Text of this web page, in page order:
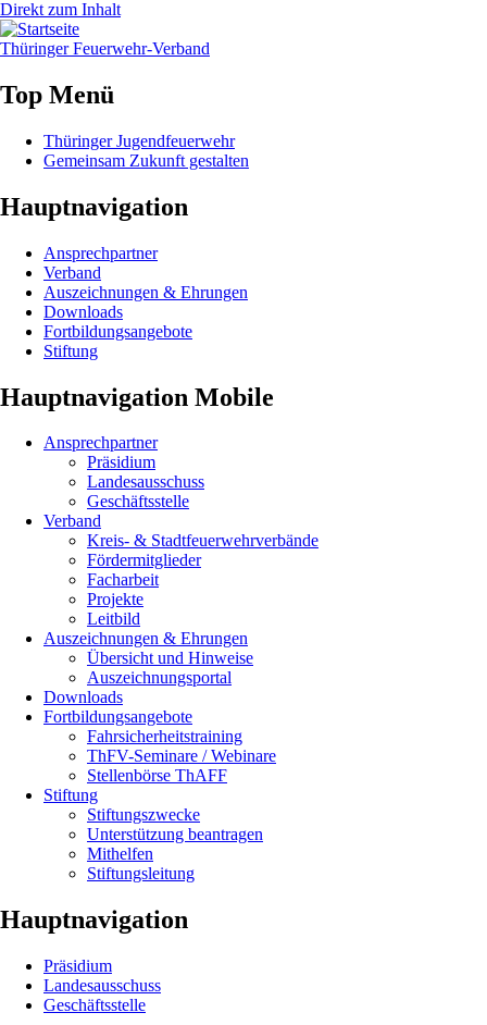
Direkt zum Inhalt
ThüringerFeuerwehr-Verband
Top Menü
Thüringer Jugendfeuerwehr
Gemeinsam Zukunft gestalten
Hauptnavigation
Ansprechpartner
Verband
Auszeichnungen & Ehrungen
Downloads
Fortbildungsangebote
Stiftung
Hauptnavigation Mobile
Ansprechpartner
Präsidium
Landesausschuss
Geschäftsstelle
Verband
Kreis- & Stadtfeuerwehrverbände
Fördermitglieder
Facharbeit
Projekte
Leitbild
Auszeichnungen & Ehrungen
Übersicht und Hinweise
Auszeichnungsportal
Downloads
Fortbildungsangebote
Fahrsicherheitstraining
ThFV-Seminare / Webinare
Stellenbörse ThAFF
Stiftung
Stiftungszwecke
Unterstützung beantragen
Mithelfen
Stiftungsleitung
Hauptnavigation
Präsidium
Landesausschuss
Geschäftsstelle